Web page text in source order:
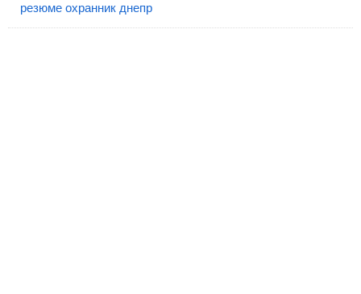
резюме охранник днепр